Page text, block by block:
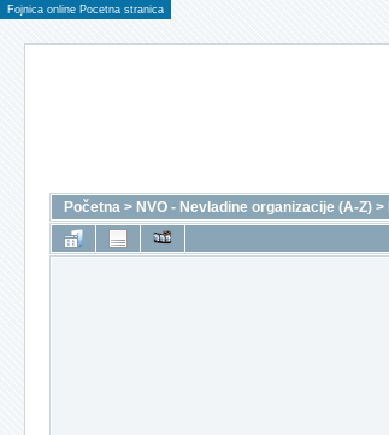
Fojnica online Pocetna stranica
Početna > NVO - Nevladine organizacije (A-Z) >